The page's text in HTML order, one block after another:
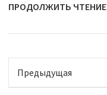
ПРОДОЛЖИТЬ ЧТЕНИЕ
Предыдущая